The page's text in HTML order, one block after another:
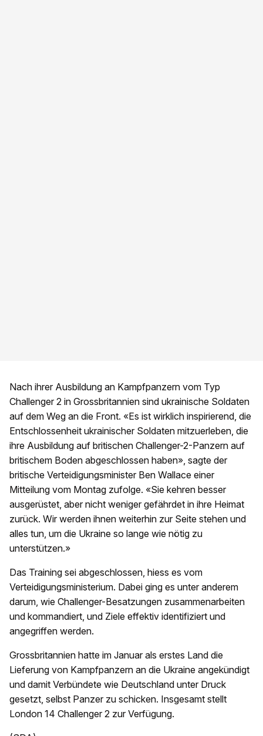
Nach ihrer Ausbildung an Kampfpanzern vom Typ
Challenger 2 in Grossbritannien sind ukrainische Soldaten
auf dem Weg an die Front. «Es ist wirklich inspirierend, die
Entschlossenheit ukrainischer Soldaten mitzuerleben, die
ihre Ausbildung auf britischen Challenger-2-Panzern auf
britischem Boden abgeschlossen haben», sagte der
britische Verteidigungsminister Ben Wallace einer
Mitteilung vom Montag zufolge. «Sie kehren besser
ausgerüstet, aber nicht weniger gefährdet in ihre Heimat
zurück. Wir werden ihnen weiterhin zur Seite stehen und
alles tun, um die Ukraine so lange wie nötig zu
unterstützen.»
Das Training sei abgeschlossen, hiess es vom
Verteidigungsministerium. Dabei ging es unter anderem
darum, wie Challenger-Besatzungen zusammenarbeiten
und kommandiert, und Ziele effektiv identifiziert und
angegriffen werden.
Grossbritannien hatte im Januar als erstes Land die
Lieferung von Kampfpanzern an die Ukraine angekündigt
und damit Verbündete wie Deutschland unter Druck
gesetzt, selbst Panzer zu schicken. Insgesamt stellt
London 14 Challenger 2 zur Verfügung.